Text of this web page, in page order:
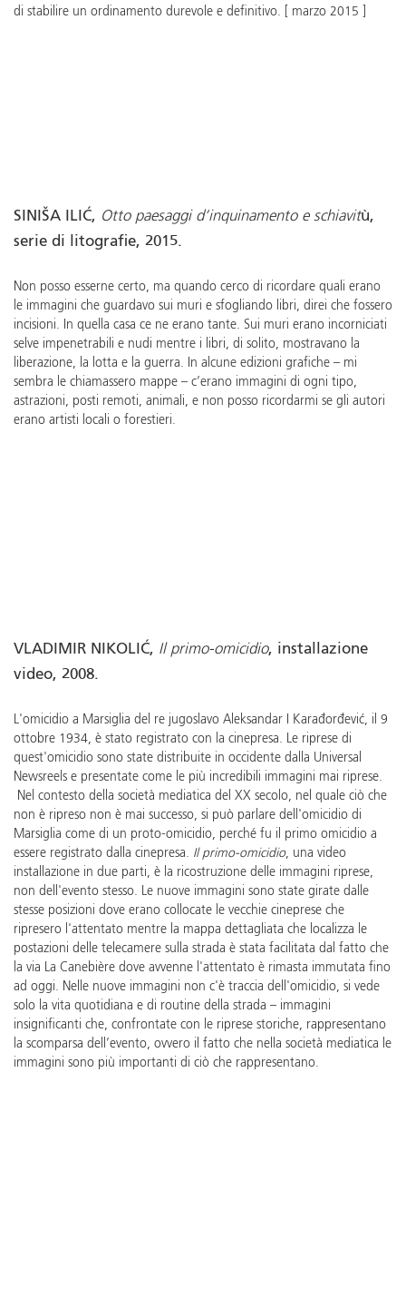
di stabilire un ordinamento durevole e definitivo. [ marzo 2015 ]
SINIŠA ILIĆ, Otto paesaggi d’inquinamento e schiavitù,
serie di litografie, 2015.
Non posso esserne certo, ma quando cerco di ricordare quali erano
le immagini che guardavo sui muri e sfogliando libri, direi che fossero
incisioni. In quella casa ce ne erano tante. Sui muri erano incorniciati
selve impenetrabili e nudi mentre i libri, di solito, mostravano la
liberazione, la lotta e la guerra. In alcune edizioni grafiche – mi
sembra le chiamassero mappe – c’erano immagini di ogni tipo,
astrazioni, posti remoti, animali, e non posso ricordarmi se gli autori
erano artisti locali o forestieri.
VLADIMIR NIKOLIĆ, Il primo-omicidio, installazione
video, 2008.
L'omicidio a Marsiglia del re jugoslavo Aleksandar I Karađorđević, il 9
ottobre 1934, è stato registrato con la cinepresa. Le riprese di
quest'omicidio sono state distribuite in occidente dalla Universal
Newsreels e presentate come le più incredibili immagini mai riprese.
Nel contesto della società mediatica del XX secolo, nel quale ciò che
non è ripreso non è mai successo, si può parlare dell'omicidio di
Marsiglia come di un proto-omicidio, perché fu il primo omicidio a
essere registrato dalla cinepresa. Il primo-omicidio, una video
installazione in due parti, è la ricostruzione delle immagini riprese,
non dell'evento stesso. Le nuove immagini sono state girate dalle
stesse posizioni dove erano collocate le vecchie cineprese che
ripresero l'attentato mentre la mappa dettagliata che localizza le
postazioni delle telecamere sulla strada è stata facilitata dal fatto che
la via La Canebière dove avvenne l'attentato è rimasta immutata fino
ad oggi. Nelle nuove immagini non c'è traccia dell'omicidio, si vede
solo la vita quotidiana e di routine della strada – immagini
insignificanti che, confrontate con le riprese storiche, rappresentano
la scomparsa dell’evento, ovvero il fatto che nella società mediatica le
immagini sono più importanti di ciò che rappresentano.